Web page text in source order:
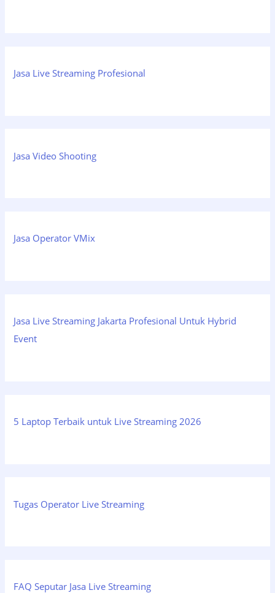
Jasa Live Streaming Profesional
Jasa Video Shooting
Jasa Operator VMix
Jasa Live Streaming Jakarta Profesional Untuk Hybrid
Event
5 Laptop Terbaik untuk Live Streaming 2026
Tugas Operator Live Streaming
FAQ Seputar Jasa Live Streaming